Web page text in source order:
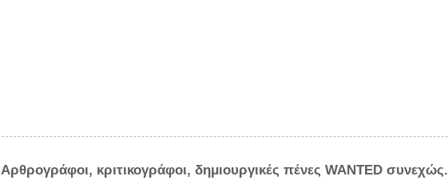
Αρθρογράφοι, κριτικογράφοι, δημιουργικές πένες WANTED συνεχώς.